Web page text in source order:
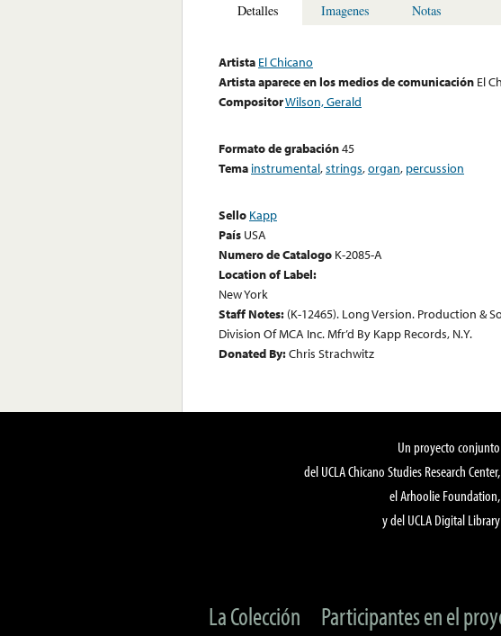
Detalles Imagenes Notas
Artista El Chicano
Artista aparece en los medios de comunicación El
CompositorWilson, Gerald
Formato de grabación45
Tema instrumental,strings,organ, percussion
Sello Kapp
País USA
Numero de Catalogo K-2085-A
Location of Label:
New York
Staff Notes: (K-12465). Long Version. Production &
Division Of MCA Inc. Mfr’d By Kapp Records, N.Y.
Donated By:Chris Strachwitz
Un proyecto conjunto
del UCLA Chicano Studies Research Center,
el Arhoolie Foundation,
y del UCLA Digital Library
La Colección Participantes en el